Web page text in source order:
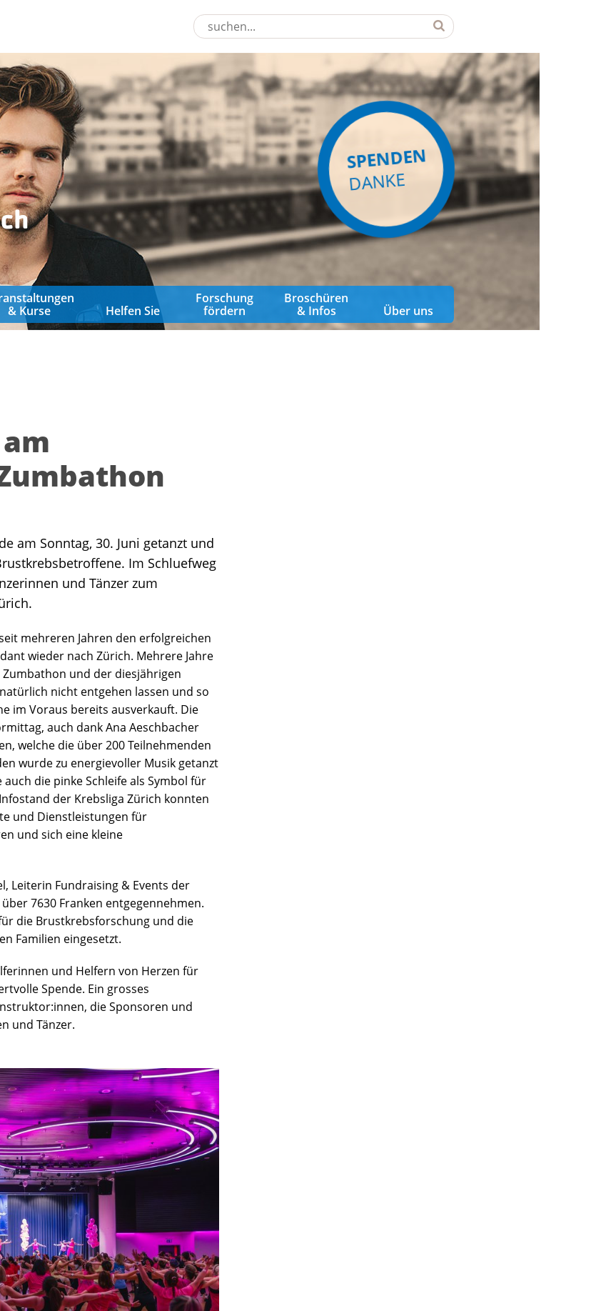
SPENDEN
DANKE
& Kurse
Helfen Sie
Forschung
fördern
Broschüren
& Infos
Über uns
am Sonntag, 30. Juni getanzt und
Im Schluefweg
und Tänzer zum
mehreren Jahren den erfolgreichen
wieder nach Zürich. Mehrere Jahre
und der diesjährigen
nicht entgehen lassen und so
im Voraus bereits ausverkauft. Die
auch dank Ana Aeschbacher
welche die über 200 Teilnehmenden
wurde zu energievoller Musik getanzt
die pinke Schleife als Symbol für
der Krebsliga Zürich konnten
und Dienstleistungen für
und sich eine kleine
Leiterin Fundraising & Events der
7630 Franken entgegennehmen.
die Brustkrebsforschung und die
Familien eingesetzt.
und Helfern von Herzen für
Spende. Ein grosses
die Sponsoren und
und Tänzer.